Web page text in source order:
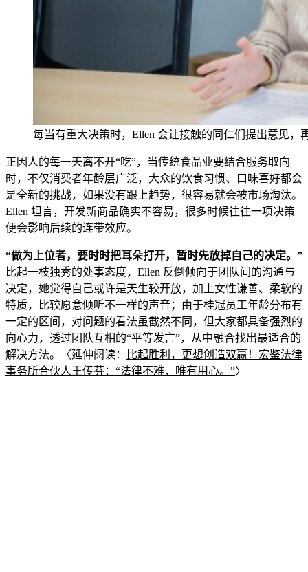
每当有重大决策时，Ellen 会让接触的同仁们提出意见，
正因人的每一天离不开“吃”，当传统食品业要结合服务取向
时，不仅消费者年龄层广泛，大众的饮食习惯、口味喜好都会
是全新的挑战，如果没有跟上趋势，很容易就会被市场淘汰。
Ellen 坦言，开发新商品确实不容易，很多时候往往一项决策
便会影响后续的连带效应。
“做为上位者，要时时把耳朵打开，暂时先放掉自己的决定。”
比起一枝独秀的处事态度，Ellen 反倒倾向于团队间的沟通与
决定，她觉得自己或许是天生较开放，加上女性谦善、柔软的
特质，比较愿意倾听不一样的声音；由于桂冠员工年龄分布有
一定的 区间，对问题的看法虽截然不同，但大家都具备强烈的
向心力，透过团队互相的“平等发言”，从中融合找出最适合的
解决方法。〈延伸阅读：
比起胜利，更想创造双赢！宏鉴法律
事务所合伙人王传芬：“法律不难，唯有用心。”〉